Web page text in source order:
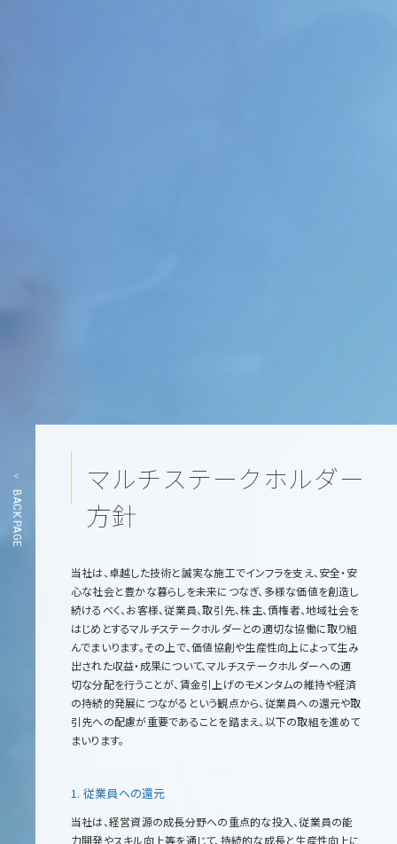
BACK PAGE
マルチステークホルダー
方針
当社は、卓越した技術と誠実な施工でインフラを支え、安全・安
心な社会と豊かな暮らしを未来につなぎ、多様な価値を創造し
続けるべく、お客様、従業員、取引先、株主、債権者、地域社会を
はじめとするマルチステークホルダーとの適切な協働に取り組
んでまいります。その上で、価値協創や生産性向上によって生み
出された収益・成果について、マルチステークホルダーへの適
切な分配を行うことが、賃金引上げのモメンタムの維持や経済
の持続的発展につながるという観点から、従業員への還元や取
引先への配慮が重要であることを踏まえ、以下の取組を進めて
まいります。
1. 従業員への還元
当社は、経営資源の成長分野への重点的な投入、従業員の能
力開発やスキル向上等を通じて、持続的な成長と生産性向上に